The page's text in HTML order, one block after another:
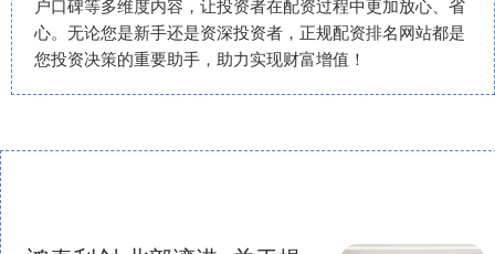
户口碑等多维度内容，让投资者在配资过程中更加放心、省
心。无论您是新手还是资深投资者，正规配资排名网站都是
您投资决策的重要助手，助力实现财富增值！